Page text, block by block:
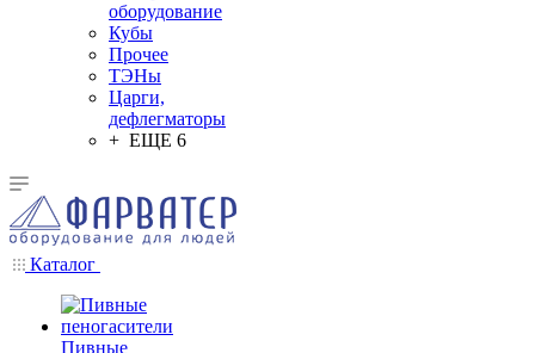
оборудование
Кубы
Прочее
ТЭНы
Царги,
дефлегматоры
+ ЕЩЕ 6
Каталог
Пивные